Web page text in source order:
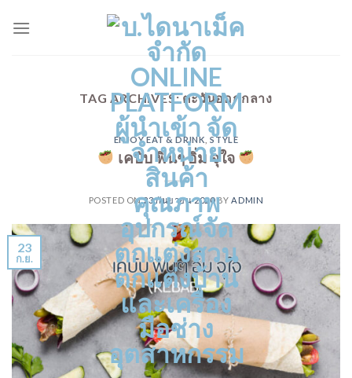
TAG ARCHIVES:ตะวันออกกลาง
ENJOY EAT & DRINK ,STYLE
เคบับ ฟินๆ อิ่ม จุใจ
POSTED ON23 กันยายน 2020BY ADMIN
23
ก.ย.